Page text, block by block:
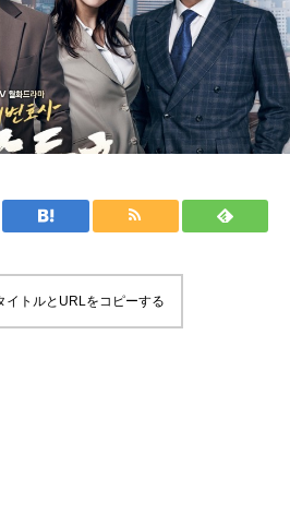
イトルとURLをコピーする